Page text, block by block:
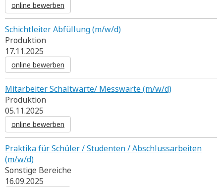
online bewerben
Schichtleiter Abfüllung (m/w/d)
Produktion
17.11.2025
online bewerben
Mitarbeiter Schaltwarte/ Messwarte (m/w/d)
Produktion
05.11.2025
online bewerben
Praktika für Schüler / Studenten / Abschlussarbeiten
(m/w/d)
Sonstige Bereiche
16.09.2025